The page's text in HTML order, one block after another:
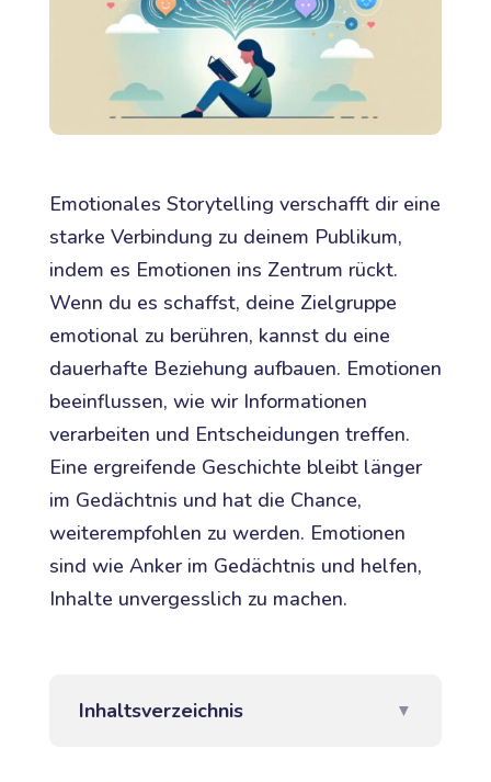
Emotionales Storytelling verschafft dir eine
starke Verbindung zu deinem Publikum,
indem es Emotionen ins Zentrum rückt.
Wenn du es schaffst, deine Zielgruppe
emotional zu berühren, kannst du eine
dauerhafte Beziehung aufbauen. Emotionen
beeinflussen, wie wir Informationen
verarbeiten und Entscheidungen treffen.
Eine ergreifende Geschichte bleibt länger
im Gedächtnis und hat die Chance,
weiterempfohlen zu werden. Emotionen
sind wie Anker im Gedächtnis und helfen,
Inhalte unvergesslich zu machen.
Inhaltsverzeichnis ▼